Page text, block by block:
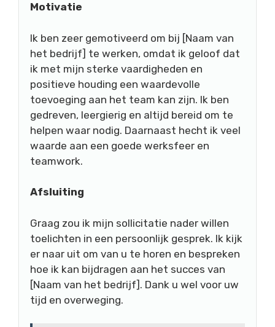
Motivatie
Ik ben zeer gemotiveerd om bij [Naam van
het bedrijf] te werken, omdat ik geloof dat
ik met mijn sterke vaardigheden en
positieve houding een waardevolle
toevoeging aan het team kan zijn. Ik ben
gedreven, leergierig en altijd bereid om te
helpen waar nodig. Daarnaast hecht ik veel
waarde aan een goede werksfeer en
teamwork.
Afsluiting
Graag zou ik mijn sollicitatie nader willen
toelichten in een persoonlijk gesprek. Ik kijk
er naar uit om van u te horen en bespreken
hoe ik kan bijdragen aan het succes van
[Naam van het bedrijf]. Dank u wel voor uw
tijd en overweging.